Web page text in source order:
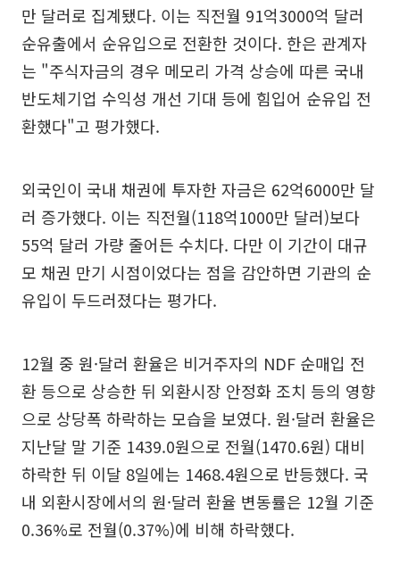
만 달러로 집계됐다. 이는 직전월 91억3000억 달러
순유출에서 순유입으로 전환한 것이다. 한은 관계자
는 "주식자금의 경우 메모리 가격 상승에 따른 국내
반도체기업 수익성 개선 기대 등에 힘입어 순유입 전
환했다"고 평가했다.
외국인이 국내 채권에 투자한 자금은 62억6000만 달
러 증가했다. 이는 직전월(118억1000만 달러)보다
55억 달러 가량 줄어든 수치다. 다만 이 기간이 대규
모 채권 만기 시점이었다는 점을 감안하면 기관의 순
유입이 두드러졌다는 평가다.
12월 중 원·달러 환율은 비거주자의 NDF 순매입 전
환 등으로 상승한 뒤 외환시장 안정화 조치 등의 영향
으로 상당폭 하락하는 모습을 보였다. 원·달러 환율은
지난달 말 기준 1439.0원으로 전월(1470.6원) 대비
하락한 뒤 이달 8일에는 1468.4원으로 반등했다. 국
내 외환시장에서의 원·달러 환율 변동률은 12월 기준
0.36%로 전월(0.37%)에 비해 하락했다.